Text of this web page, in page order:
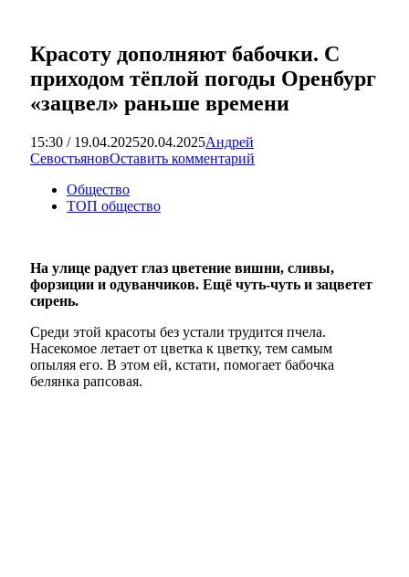
Красоту дополняют бабочки. С
приходом тёплой погоды Оренбург
«зацвел» раньше времени
15:30 / 19.04.202520.04.2025Андрей
СевостьяновОставить комментарий
Общество
ТОП общество
На улице радует глаз цветение вишни, сливы,
форзиции и одуванчиков. Ещё чуть-чуть и зацветет
сирень.
Среди этой красоты без устали трудится пчела.
Насекомое летает от цветка к цветку, тем самым
опыляя его. В этом ей, кстати, помогает бабочка
белянка рапсовая.